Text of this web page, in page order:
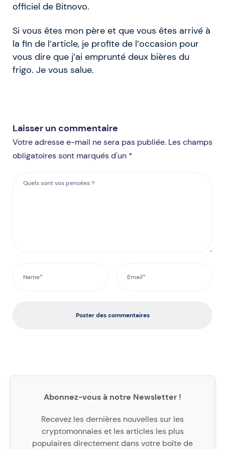
officiel de Bitnovo.
Si vous êtes mon père et que vous êtes arrivé à
la fin de l’article, je profite de l’occasion pour
vous dire que j’ai emprunté deux bières du
frigo. Je vous salue.
Laisser un commentaire
Votre adresse e-mail ne sera pas publiée. Les champs
obligatoires sont marqués d'un *
Poster des commentaires
Abonnez-vous à notre Newsletter !
Recevez les dernières nouvelles sur les
cryptomonnaies et les articles les plus
populaires directement dans votre boîte de